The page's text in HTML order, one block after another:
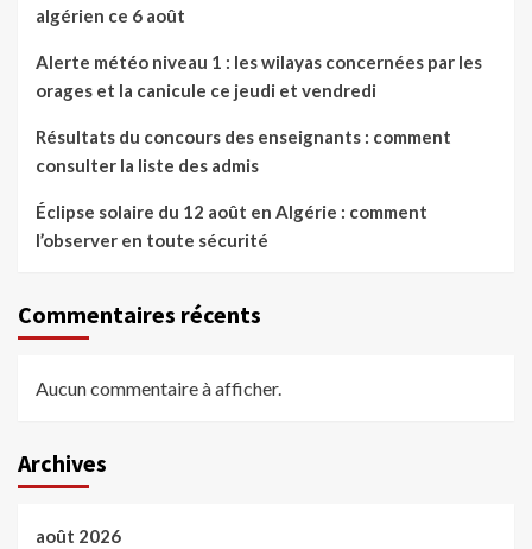
algérien ce 6 août
Alerte météo niveau 1 : les wilayas concernées par les
orages et la canicule ce jeudi et vendredi
Résultats du concours des enseignants : comment
consulter la liste des admis
Éclipse solaire du 12 août en Algérie : comment
l’observer en toute sécurité
Commentaires récents
Aucun commentaire à afficher.
Archives
août 2026